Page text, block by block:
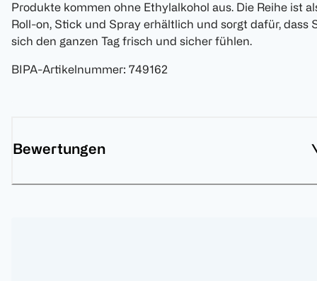
Produkte kommen ohne Ethylalkohol aus. Die Reihe ist
Roll-on, Stick und Spray erhältlich und sorgt dafür, dass
sich den ganzen Tag frisch und sicher fühlen.
BIPA-Artikelnummer: 749162
Bewertungen